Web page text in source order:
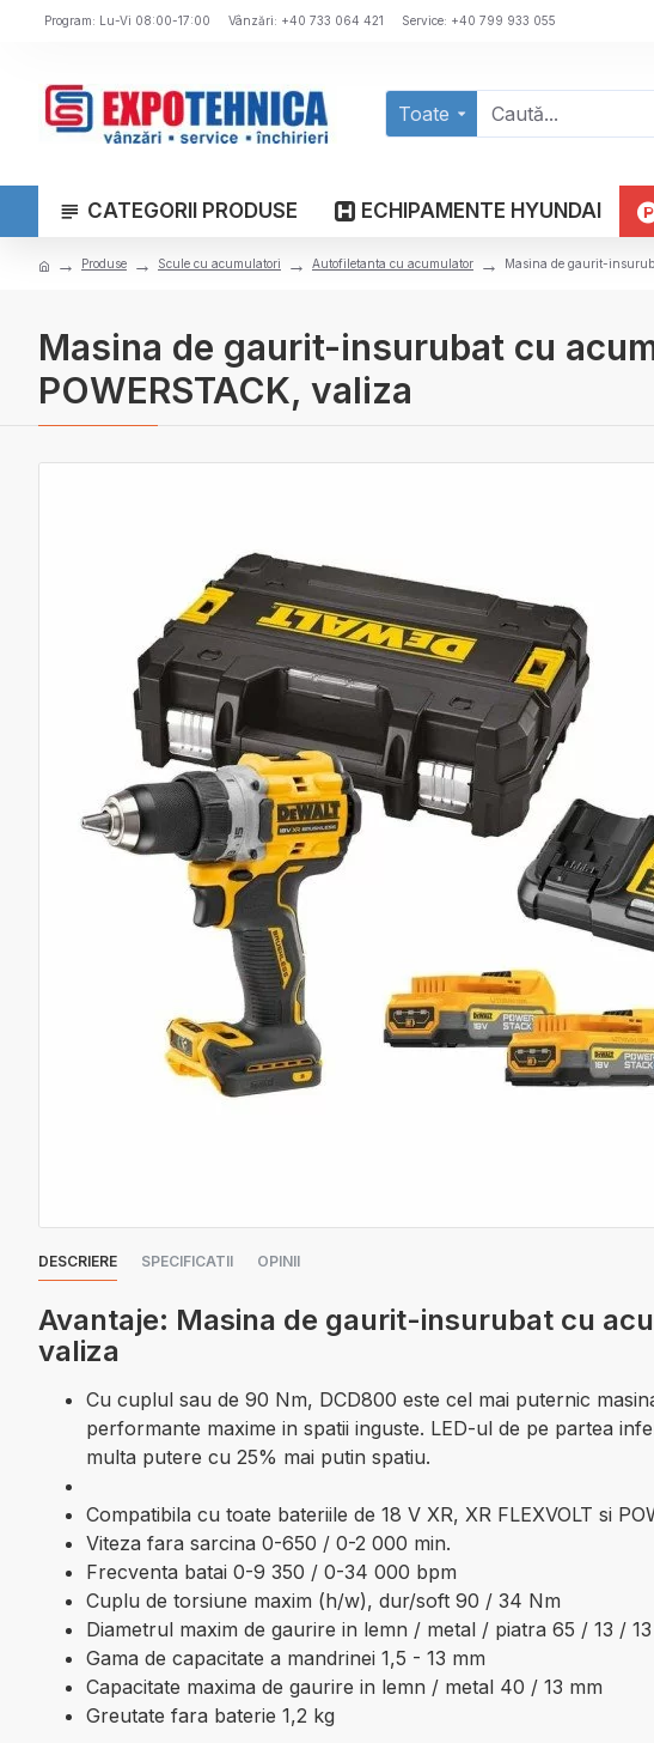
Program: Lu-Vi 08:00-17:00 Vânzări: +40 733 064 421 Service: +40 799 933 055
Toate
CATEGORII PRODUSE ECHIPAMENTE HYUNDAI
Produse Scule cu acumulatori Autofiletanta cu acumulator Masina de gaurit-
Masina de gaurit-insurubat cu
POWERSTACK, valiza
DESCRIERE SPECIFICATII OPINII
Avantaje: Masina de gaurit-insurubat cu
valiza
Cu cuplul sau de 90 Nm, DCD800 este cel mai puternic
performante maxime in spatii inguste. LED-ul de pe partea
multa putere cu 25% mai putin spatiu.
Compatibila cu toate bateriile de 18 V XR, XR FLEXVOLT si
Viteza fara sarcina 0-650 / 0-2 000 min.
Frecventa batai 0-9 350 / 0-34 000 bpm
Cuplu de torsiune maxim (h/w), dur/soft 90 / 34 Nm
Diametrul maxim de gaurire in lemn / metal / piatra 65 / 13 /
Gama de capacitate a mandrinei 1,5 - 13 mm
Capacitate maxima de gaurire in lemn / metal 40 / 13 mm
Greutate fara baterie 1,2 kg